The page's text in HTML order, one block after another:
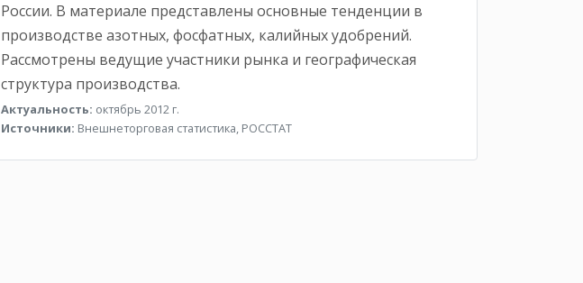
России. В материале представлены основные тенденции в
производстве азотных, фосфатных, калийных удобрений.
Рассмотрены ведущие участники рынка и географическая
структура производства.
Актуальность: октябрь 2012 г.
Источники: Внешнеторговая статистика, РОССТАТ